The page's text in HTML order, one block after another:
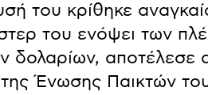
του κρίθηκε
του ενόψει των
δολαρίων, αποτέλεσε
Ένωσης Παικτών